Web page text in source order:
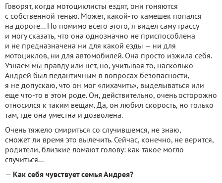
Говорят, когда мотоциклисты ездят, они гоняются
с собственной тенью. Может, какой-то камешек попался
на дороге... Но помимо всего этого, я видел саму трассу
и могу сказать, что она однозначно не приспособлена
и не предназначена ни для какой езды — ни для
мотоциклов, ни для автомобилей. Она просто изжила себя.
Узнаем мы правду или нет, но, учитывая то, насколько
Андрей был педантичным в вопросах безопасности,
я не допускаю, что он мог «лихачить», выделываться или
еще что-то в этом роде. Он, действительно, очень осторожно
относился к таким вещам. Да, он любил скорость, но только
там, где она уместна и дозволена.
Очень тяжело смириться со случившемся, не знаю,
сможет ли время это вылечить. Сейчас, конечно, не верится,
родители, близкие ломают голову: как такое могло
случиться...
— Как себя чувствует семья Андрея?